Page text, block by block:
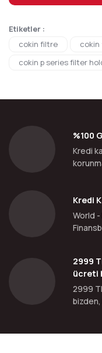
Etiketler :
cokin filtre
cokin p series filter
%100
Kredi
Kredi
World
2999
ücreti
2999
bizden,